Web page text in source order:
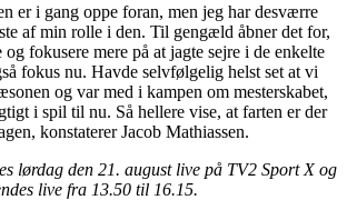
er i gang oppe foran, men jeg har desværre
af min rolle i den. Til gengæld åbner det for,
fokusere mere på at jagte sejre i de enkelte
fokus nu. Havde selvfølgelig helst set at vi
og var med i kampen om mesterskabet,
i spil til nu. Så hellere vise, at farten er der
konstaterer Jacob Mathiassen.
lørdag den 21. august live på TV2 Sport X og
live fra 13.50 til 16.15.